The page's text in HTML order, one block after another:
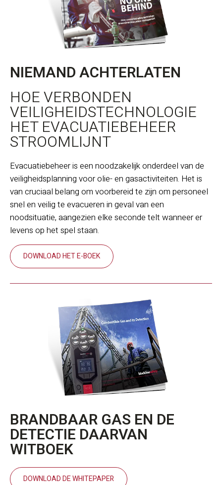
NIEMAND ACHTERLATEN
HOE VERBONDEN
VEILIGHEIDSTECHNOLOGIE
HET EVACUATIEBEHEER
STROOMLIJNT
Evacuatiebeheer is een noodzakelijk onderdeel van de
veiligheidsplanning voor olie- en gasactiviteiten. Het is
van cruciaal belang om voorbereid te zijn om personeel
snel en veilig te evacueren in geval van een
noodsituatie, aangezien elke seconde telt wanneer er
levens op het spel staan.
DOWNLOAD HET E-BOEK
BRANDBAAR GAS EN DE
DETECTIE DAARVAN
WITBOEK
DOWNLOAD DE WHITEPAPER